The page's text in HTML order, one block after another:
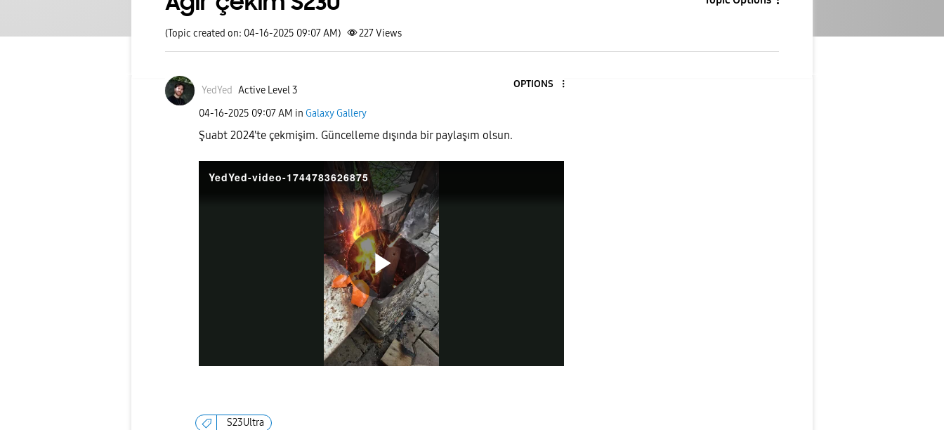
(Topic created on: 04-16-2025 09:07 AM) 227Views
YedYed Active Level 3
OPTIONS
‎04-16-2025 09:07 AM in Galaxy Gallery
Şuabt 2024'te çekmişim. Güncelleme dışında bir paylaşım olsun.
YedYed-video-1744783626875
P
l
S23Ultra